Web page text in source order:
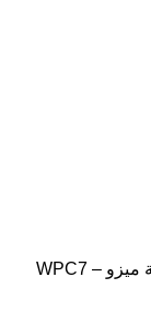
طاولة ميزو WPC7 –